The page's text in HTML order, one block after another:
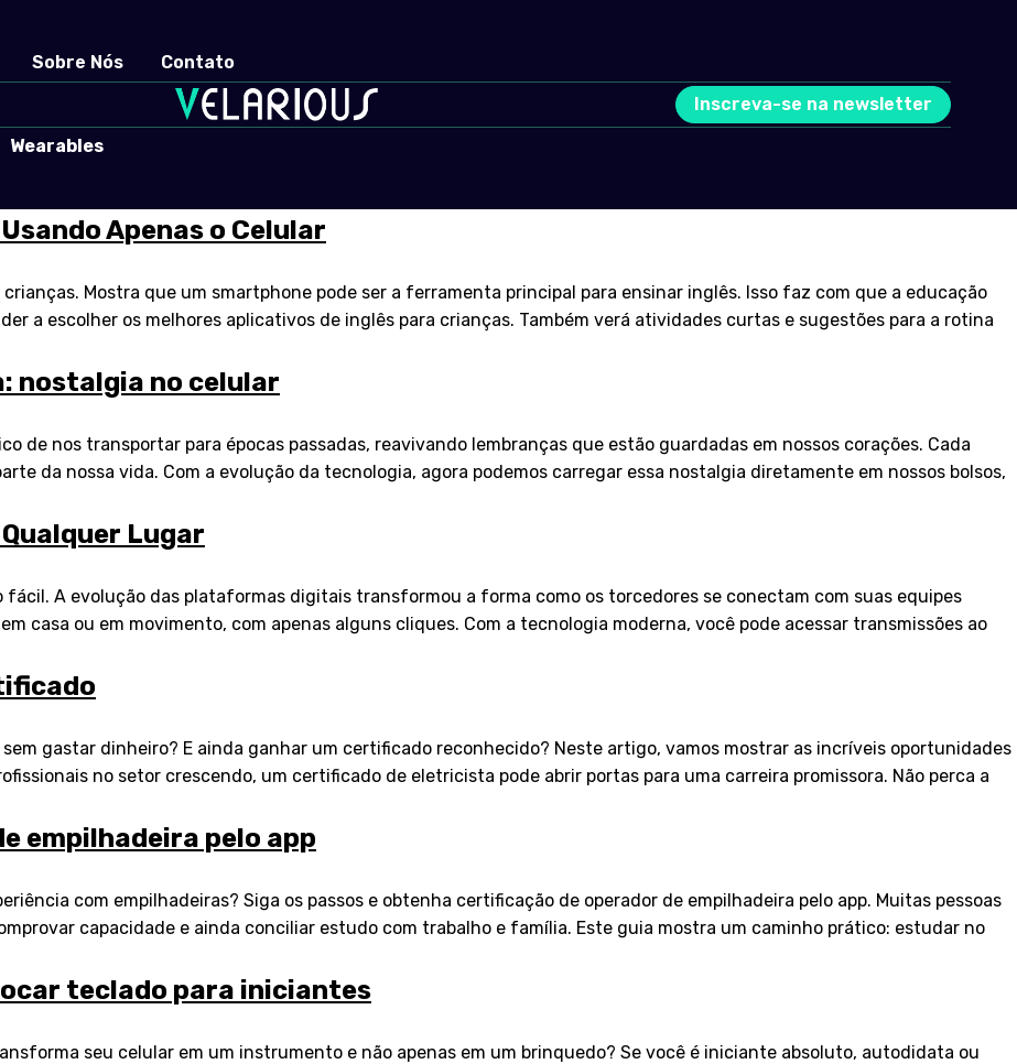
Sobre Nós
Contato
Inscreva-se na newsletter
Wearables
Apenas o Celular
Mostra que um smartphone pode ser a ferramenta principal para ensinar inglês. Isso faz com que a educação
a escolher os melhores aplicativos de inglês para crianças. Também verá atividades curtas e sugestões para a rotina
nostalgia no celular
de nos transportar para épocas passadas, reavivando lembranças que estão guardadas em nossos corações. Cada
da nossa vida. Com a evolução da tecnologia, agora podemos carregar essa nostalgia diretamente em nossos bolsos,
Lugar
A evolução das plataformas digitais transformou a forma como os torcedores se conectam com suas equipes
casa ou em movimento, com apenas alguns cliques. Com a tecnologia moderna, você pode acessar transmissões ao
gastar dinheiro? E ainda ganhar um certificado reconhecido? Neste artigo, vamos mostrar as incríveis oportunidades
no setor crescendo, um certificado de eletricista pode abrir portas para uma carreira promissora. Não perca a
empilhadeira pelo app
com empilhadeiras? Siga os passos e obtenha certificação de operador de empilhadeira pelo app. Muitas pessoas
capacidade e ainda conciliar estudo com trabalho e família. Este guia mostra um caminho prático: estudar no
teclado para iniciantes
seu celular em um instrumento e não apenas em um brinquedo? Se você é iniciante absoluto, autodidata ou